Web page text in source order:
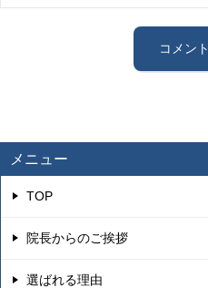
メニュー
TOP
院長からのご挨拶
選ばれる理由